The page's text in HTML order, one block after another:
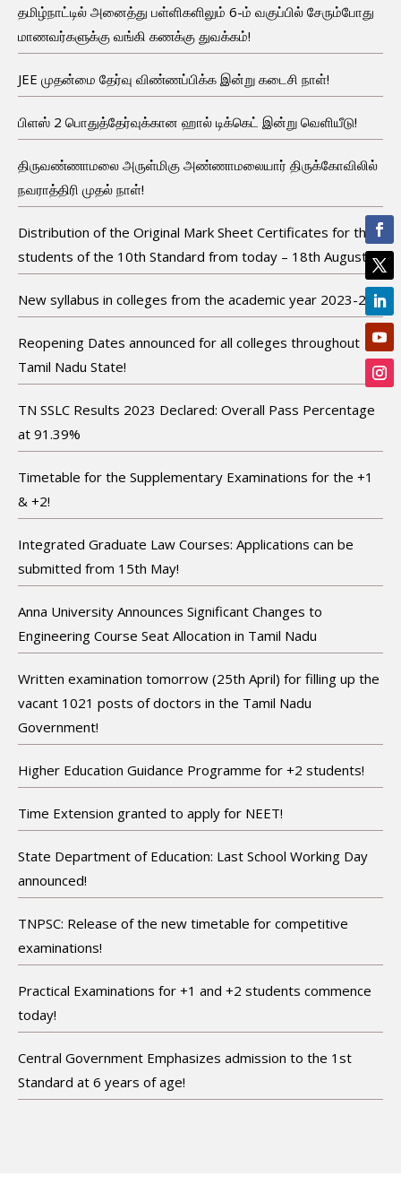
தமிழ்நாட்டில் அனைத்து பள்ளிகளிலும் 6-ம் வகுப்பில் சேரும்போது
மாணவர்களுக்கு வங்கி கணக்கு துவக்கம்!
JEE முதன்மை தேர்வு விண்ணப்பிக்க இன்று கடைசி நாள்!
பிளஸ் 2 பொதுத்தேர்வுக்கான ஹால் டிக்கெட் இன்று வெளியீடு!
திருவண்ணாமலை அருள்மிகு அண்ணாமலையார் திருக்கோவிலில்
நவராத்திரி முதல் நாள்!
Distribution of the Original Mark Sheet Certificates for the
students of the 10th Standard from today – 18th August!
New syllabus in colleges from the academic year 2023-24!
Reopening Dates announced for all colleges throughout
Tamil Nadu State!
TN SSLC Results 2023 Declared: Overall Pass Percentage
at 91.39%
Timetable for the Supplementary Examinations for the +1
& +2!
Integrated Graduate Law Courses: Applications can be
submitted from 15th May!
Anna University Announces Significant Changes to
Engineering Course Seat Allocation in Tamil Nadu
Written examination tomorrow (25th April) for filling up the
vacant 1021 posts of doctors in the Tamil Nadu
Government!
Higher Education Guidance Programme for +2 students!
Time Extension granted to apply for NEET!
State Department of Education: Last School Working Day
announced!
TNPSC: Release of the new timetable for competitive
examinations!
Practical Examinations for +1 and +2 students commence
today!
Central Government Emphasizes admission to the 1st
Standard at 6 years of age!